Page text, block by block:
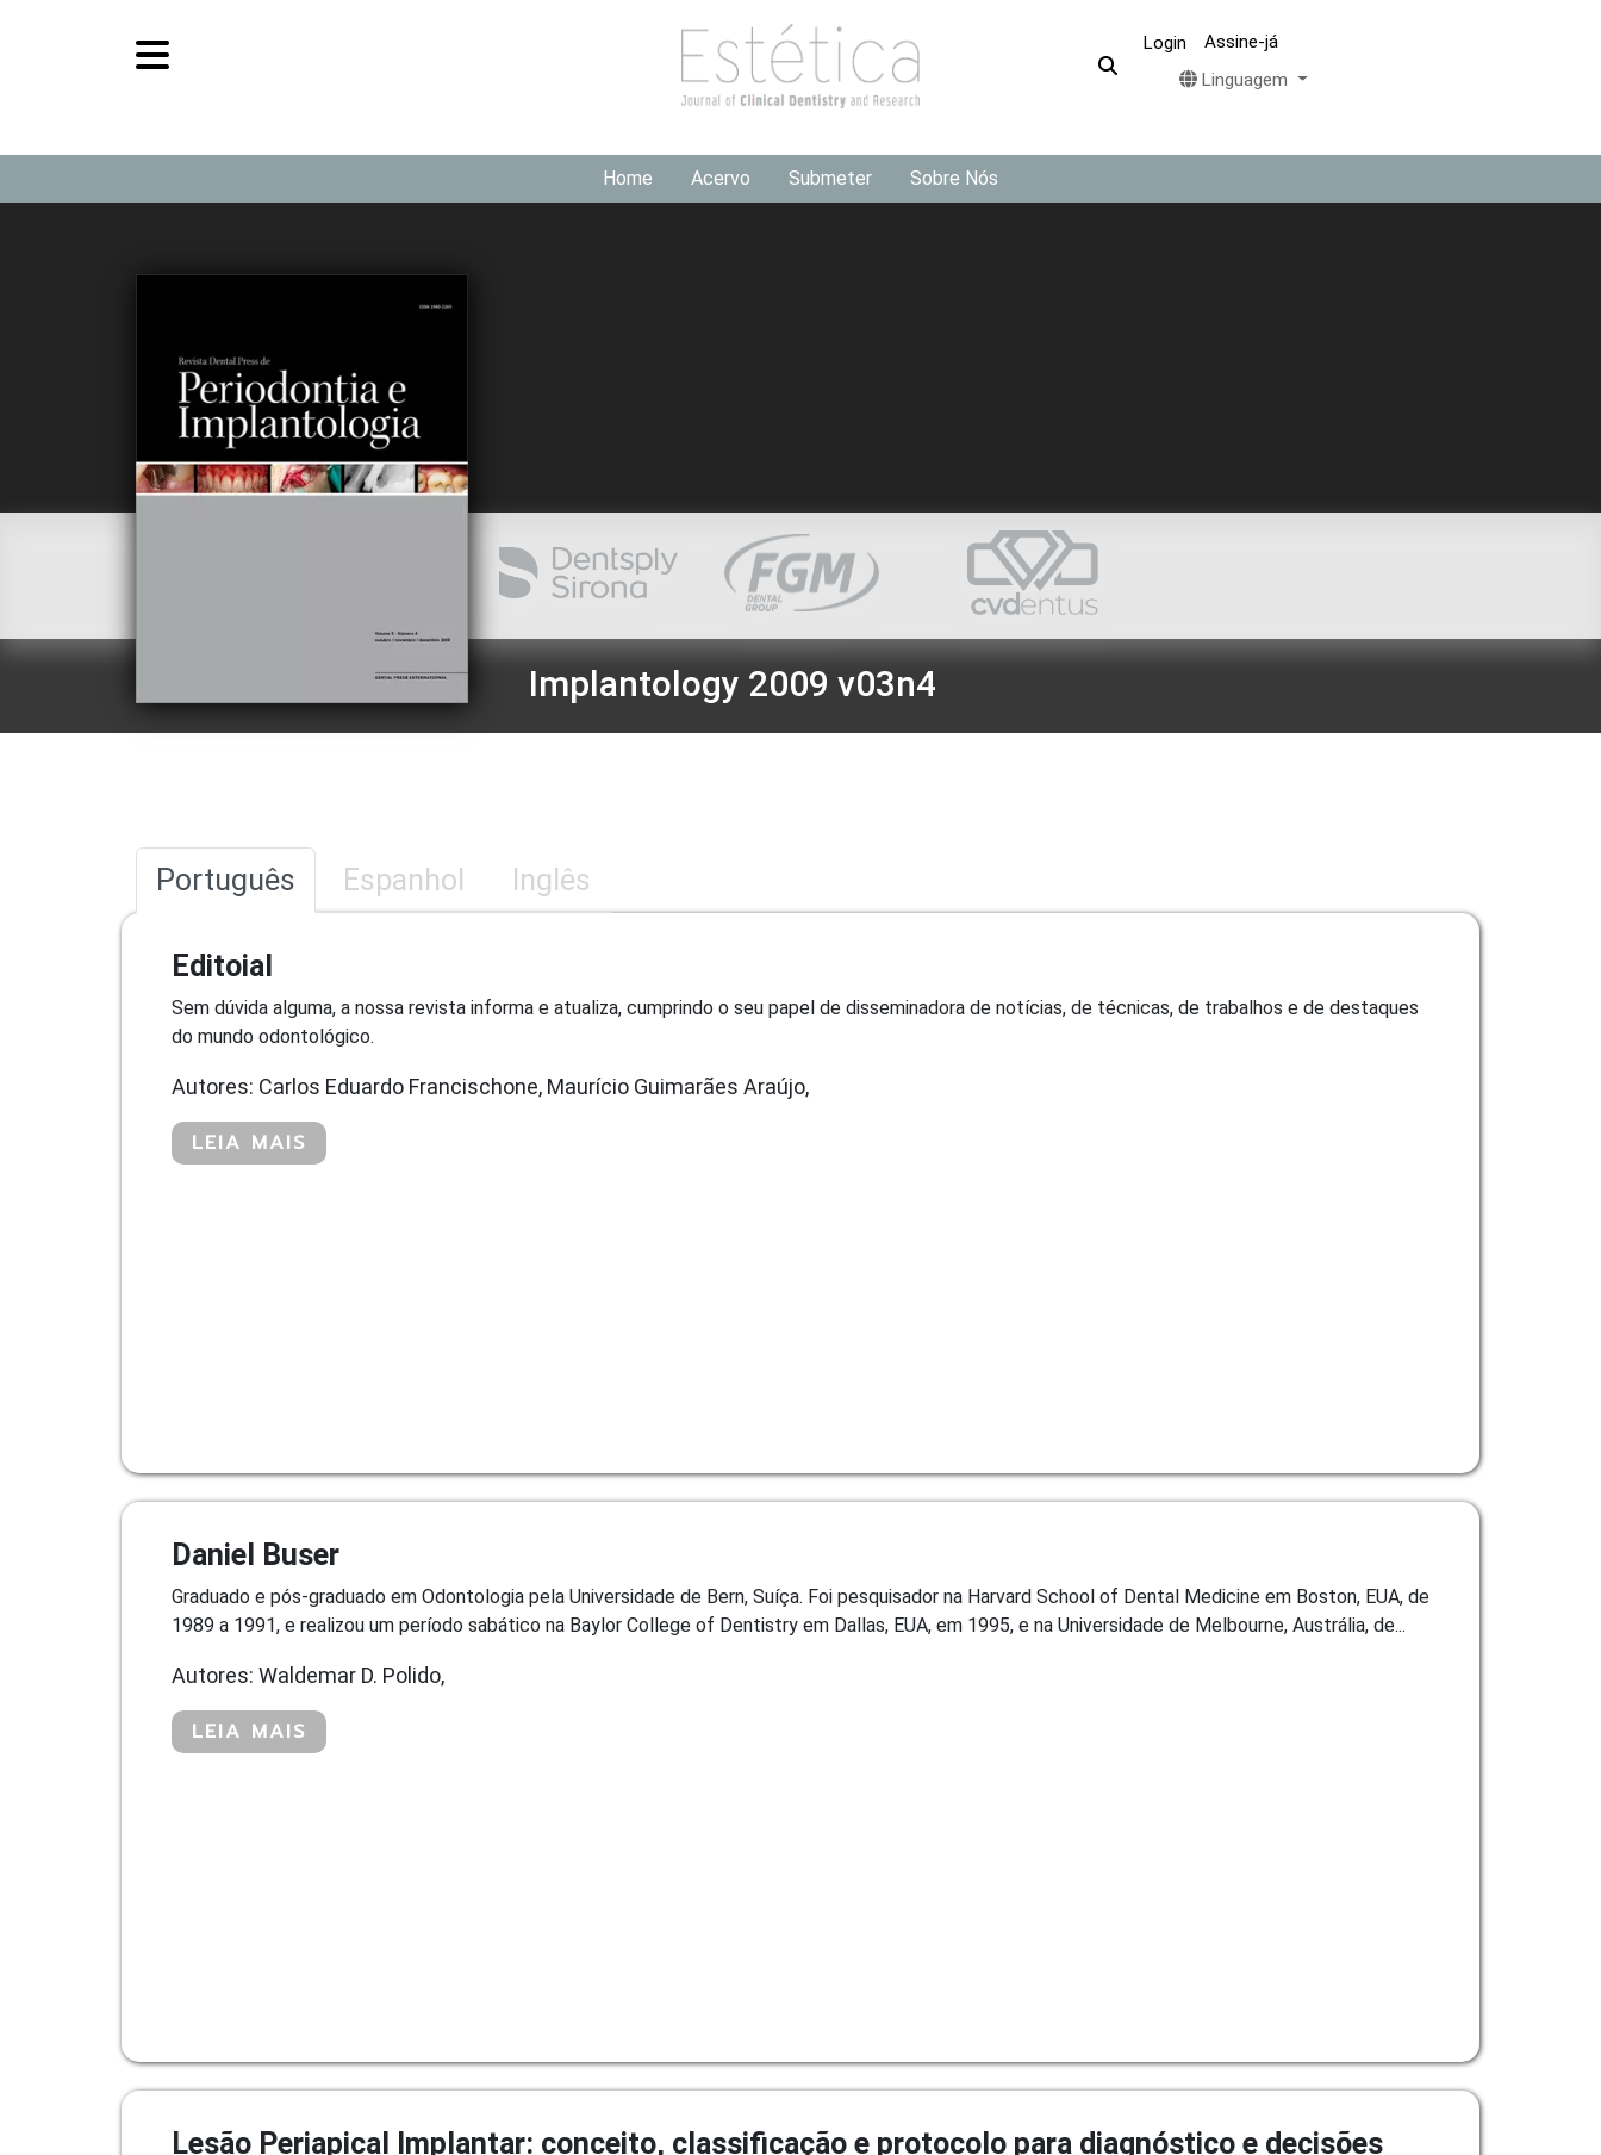
Login
Assine-já
Linguagem
Home Acervo Submeter Sobre Nós
Implantology 2009 v03n4
Português Espanhol Inglês
Editoial
Sem dúvida alguma, a nossa revista informa e atualiza, cumprindo o seu papel de disseminadora de notícias, de técnicas, de trabalhos e de destaques
do mundo odontológico.
Autores: Carlos Eduardo Francischone, Maurício Guimarães Araújo,
LEIA MAIS
Daniel Buser
Graduado e pós-graduado em Odontologia pela Universidade de Bern, Suíça. Foi pesquisador na Harvard School of Dental Medicine em Boston, EUA, de
1989 a 1991, e realizou um período sabático na Baylor College of Dentistry em Dallas, EUA, em 1995, e na Universidade de Melbourne, Austrália, de...
Autores: Waldemar D. Polido,
LEIA MAIS
Lesão Periapical Implantar: conceito, classificação e protocolo para diagnóstico e decisões